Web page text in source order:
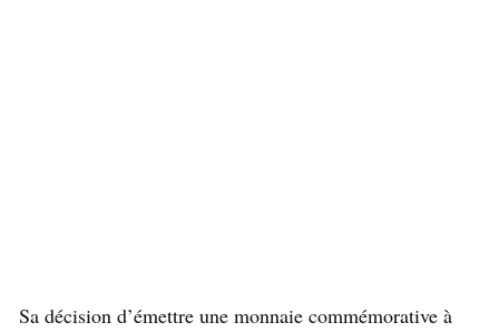
Sa décision d’émettre une monnaie commémorative à